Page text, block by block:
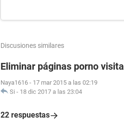
Discusiones similares
Eliminar páginas porno
Naya1616 - 17 mar 2015 a las 02:19
Si - 18 dic 2017 a las 23:04
22 respuestas